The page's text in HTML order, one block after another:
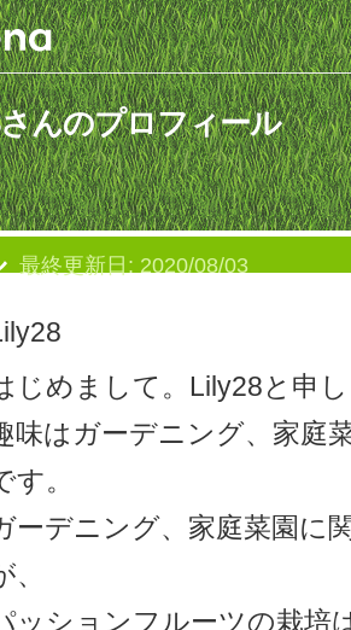
んのプロフィール
最終更新日: 2020/08/03
じめまして。Lily28と申
味はガーデニング、家庭
す。
ーデニング、家庭菜園に
、
ッションフルーツの栽培